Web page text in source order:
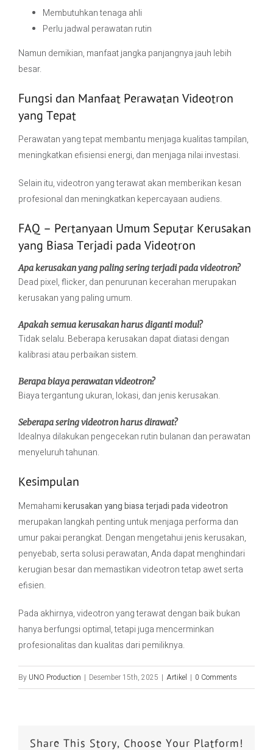
Membutuhkan tenaga ahli
Perlu jadwal perawatan rutin
Namun demikian, manfaat jangka panjangnya jauh lebih
besar.
Fungsi dan Manfaat Perawatan Videotron
yang Tepat
Perawatan yang tepat membantu menjaga kualitas tampilan,
meningkatkan efisiensi energi, dan menjaga nilai investasi.
Selain itu, videotron yang terawat akan memberikan kesan
profesional dan meningkatkan kepercayaan audiens.
FAQ – Pertanyaan Umum Seputar Kerusakan
yang Biasa Terjadi pada Videotron
Apa kerusakan yang paling sering terjadi pada videotron?
Dead pixel, flicker, dan penurunan kecerahan merupakan
kerusakan yang paling umum.
Apakah semua kerusakan harus diganti modul?
Tidak selalu. Beberapa kerusakan dapat diatasi dengan
kalibrasi atau perbaikan sistem.
Berapa biaya perawatan videotron?
Biaya tergantung ukuran, lokasi, dan jenis kerusakan.
Seberapa sering videotron harus dirawat?
Idealnya dilakukan pengecekan rutin bulanan dan perawatan
menyeluruh tahunan.
Kesimpulan
Memahamikerusakan yang biasa terjadi pada videotron
merupakan langkah penting untuk menjaga performa dan
umur pakai perangkat. Dengan mengetahui jenis kerusakan,
penyebab, serta solusi perawatan, Anda dapat menghindari
kerugian besar dan memastikan videotron tetap awet serta
efisien.
Pada akhirnya, videotron yang terawat dengan baik bukan
hanya berfungsi optimal, tetapi juga mencerminkan
profesionalitas dan kualitas dari pemiliknya.
By UNO Production | Desember 15th, 2025 | Artikel | 0 Comments
Share This Story, Choose Your Platform!